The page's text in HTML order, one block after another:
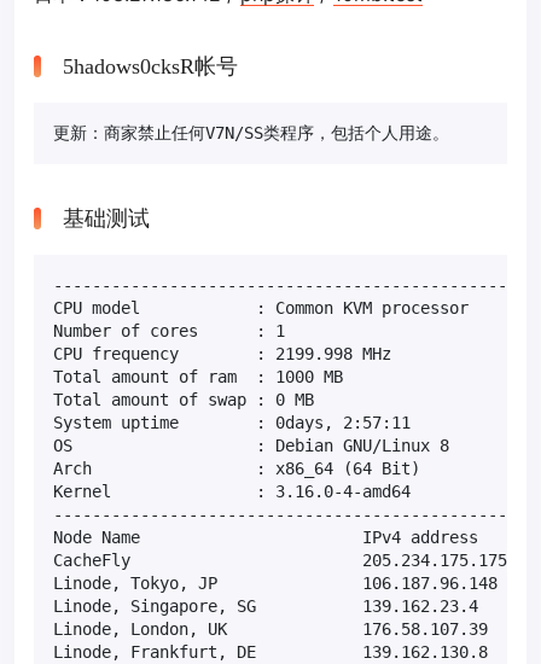
5hadows0cksR帐号
更新：商家禁止任何V7N/SS类程序，包括个人用途。
基础测试
CPU model            : Common KVM processor
Number of cores      : 1
CPU frequency        : 2199.998 MHz
Total amount of ram  : 1000 MB
Total amount of swap : 0 MB
System uptime        : 0days, 2:57:11
OS                   : Debian GNU/Linux 8
Arch                 : x86_64 (64 Bit)
Kernel               : 3.16.0-4-amd64
Node Name                       IPv4 address
CacheFly                        205.234.175.175
Linode, Tokyo, JP               106.187.96.148
Linode, Singapore, SG           139.162.23.4
Linode, London, UK              176.58.107.39
Linode, Frankfurt, DE           139.162.130.8